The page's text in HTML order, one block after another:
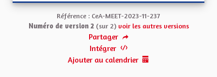
Référence : CeA-MEET-2023-11-237
Numéro de version 2(sur 2) voir les autres versions
Partager
Intégrer
Ajouter au calendrier